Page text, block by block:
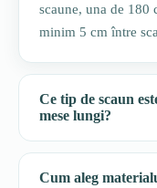
scaune, una de 180
minim 5 cm între
Ce tip de scaun
mese lungi?
Cum aleg